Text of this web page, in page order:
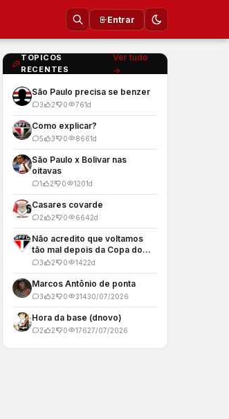
Entrar
TOPICOS
RECENTES
Ver tudo
→
São Paulo precisa se benzer
3 2 0 761d
Como explicar?
5 3 0 8661d
São Paulo x Bolivar nas
oitavas
1 2 0 1201d
Casares covarde
2 2 0 6642d
Não acredito que voltamos
tão mal depois da Copa do
Mundo
3 2 0 1422d
Marcos Antônio de ponta
3 2 0 31430/07/2026
Hora da base (dnovo)
2 2 0 17627/07/2026